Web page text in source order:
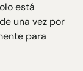
está
una vez por
para